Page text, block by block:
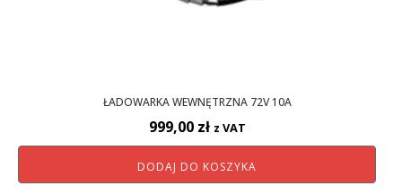
ŁADOWARKA WEWNĘTRZNA 72V 10A
999,00 zł z VAT
DODAJ DO KOSZYKA